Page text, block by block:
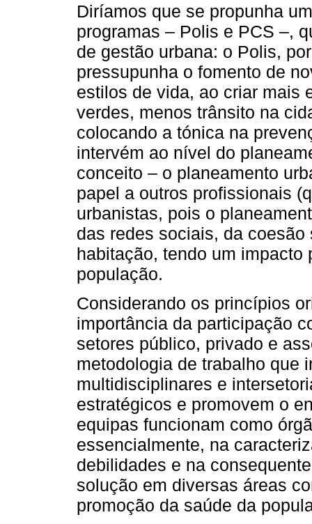
Diríamos que se propunha
programas – Polis e PCS –,
de gestão urbana: o Polis,
pressupunha o fomento de
estilos de vida, ao criar mais
verdes, menos trânsito na
colocando a tónica na
intervém ao nível do
conceito – o planeamento
papel a outros profissionais
urbanistas, pois o
das redes sociais, da
habitação, tendo um
população.
Considerando os princípios
importância da participação
setores público, privado e
metodologia de trabalho que
multidisciplinares e
estratégicos e promovem o
equipas funcionam como
essencialmente, na
debilidades e na
solução em diversas áreas
promoção da saúde da